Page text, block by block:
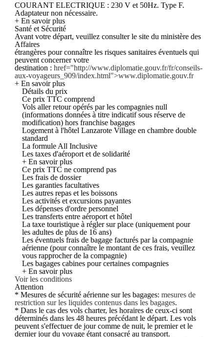
COURANT ELECTRIQUE : 230 V et 50Hz. Type F.
Adaptateur non nécessaire.
+ En savoir plus
Santé et Sécurité
Avant votre départ, veuillez consulter le site du ministère des
Affaires
étrangères pour connaître les risques sanitaires éventuels qui
peuvent concerner votre
destination : href="http://www.diplomatie.gouv.fr/fr/conseils-
aux-voyageurs_909/index.html">www.diplomatie.gouv.fr
+ En savoir plus
Détails du prix
Ce prix TTC comprend
Vols aller retour opérés par les compagnies null
(informations données à titre indicatif sous réserve de
modification) hors franchise bagages
Logement à l'hôtel Lanzarote Village en chambre double
standard
La formule All Inclusive
Les taxes d'aéroport et de solidarité
+ En savoir plus
Ce prix TTC ne comprend pas
Les frais de dossier
Les garanties facultatives
Les autres repas et les boissons
Les activités et excursions payantes
Les dépenses d'ordre personnel
Les transferts entre aéroport et hôtel
La taxe touristique à régler sur place (uniquement pour
les adultes de plus de 16 ans)
Les éventuels frais de bagage facturés par la compagnie
aérienne (pour connaître le montant de ces frais, veuillez
vous rapprocher de la compagnie)
Les bagages cabines pour certaines compagnies
+ En savoir plus
Voir les conditions
Attention
* Mesures de sécurité aérienne sur les bagages: mesures de
restriction sur les liquides contenus dans les bagages.
* Dans le cas des vols charter, les horaires de ceux-ci sont
déterminés dans les 48 heures précédant le départ. Les vols
peuvent s'effectuer de jour comme de nuit, le premier et le
dernier jour du voyage étant consacré au transport.